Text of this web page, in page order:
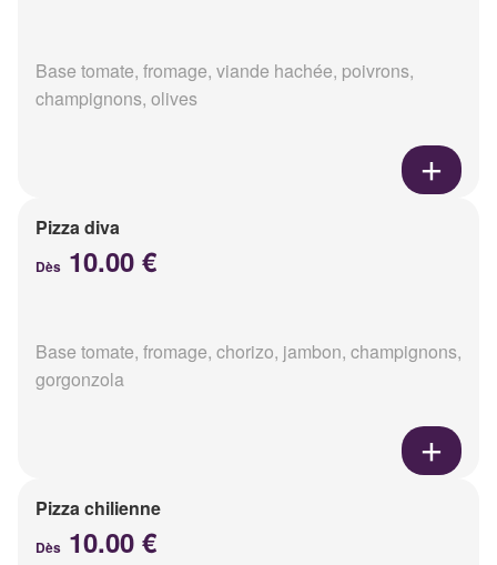
Base tomate, fromage, viande hachée, poivrons,
champignons, olives
Pizza diva
Dès 10.00 €
Base tomate, fromage, chorizo, jambon, champignons,
gorgonzola
Pizza chilienne
Dès 10.00 €